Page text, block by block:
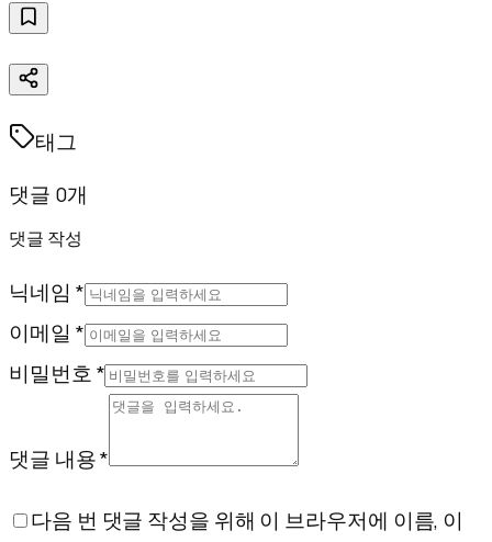
태그
댓글 0개
댓글 작성
닉네임 *
이메일 *
비밀번호 *
댓글 내용 *
다음 번 댓글 작성을 위해 이 브라우저에 이름, 이